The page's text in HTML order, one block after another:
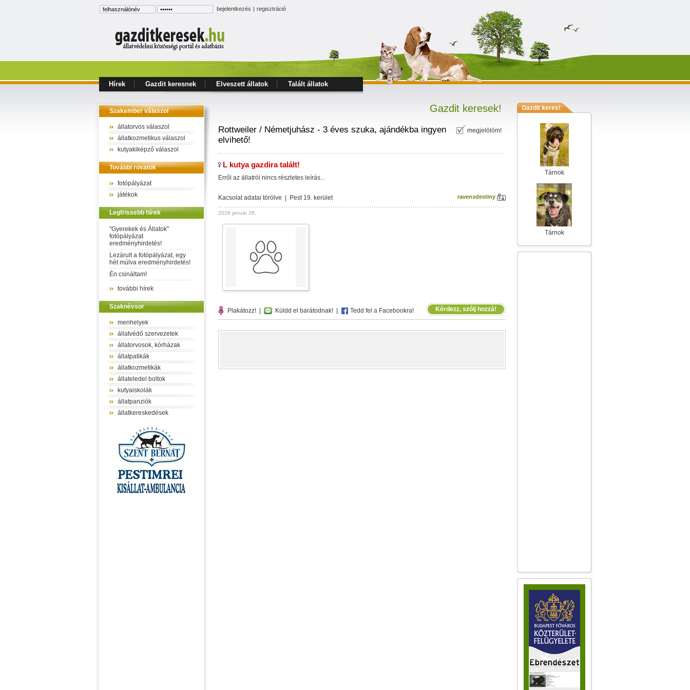
bejelentkezés | regisztráció
Hírek Gazdit keresnek Elveszett állatok Talált állatok
Szakember válaszol
állatorvos válaszol
állatkozmetikus válaszol
kutyakiképző válaszol
További rovatok
fotópályázat
játékok
Legfrissebb hírek
"Gyerekek és Állatok"
fotópályázat
eredményhirdetés!
Lezárult a fotópályázat, egy
hét múlva eredményhirdetés!
Én csináltam!
további hírek
Szaknévsor
menhelyek
állatvédő szervezetek
állatorvosok, kórházak
állatpatikák
állatkozmetikák
állateledel boltok
kutyaiskolák
állatpanziók
állatkereskedések
Gazdit keresek!
megjelölöm!
Rottweiler / Németjuhász - 3 éves szuka, ajándékba ingyen
elvihető!
L kutya gazdira talált!
Erről az állatról nincs részletes leírás...
Kacsolat adatai törölve | Pest 19. kerület ravensdestiny
2026 január 28.
Plakátozz! Küldd el barátodnak! Tedd fel a Facebookra! Kérdezz, szólj hozzá!
Gazdit keres!
Tárnok
Tárnok